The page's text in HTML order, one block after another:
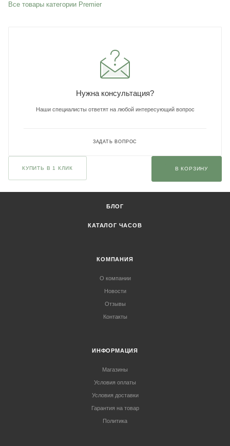
Все товары категории Premier
Нужна консультация?
Наши специалисты ответят на любой интересующий вопрос
ЗАДАТЬ ВОПРОС
КУПИТЬ В 1 КЛИК В КОРЗИНУ
БЛОГ
КАТАЛОГ ЧАСОВ
КОМПАНИЯ
О компании
Новости
Отзывы
Контакты
ИНФОРМАЦИЯ
Магазины
Условия оплаты
Условия доставки
Гарантия на товар
Политика